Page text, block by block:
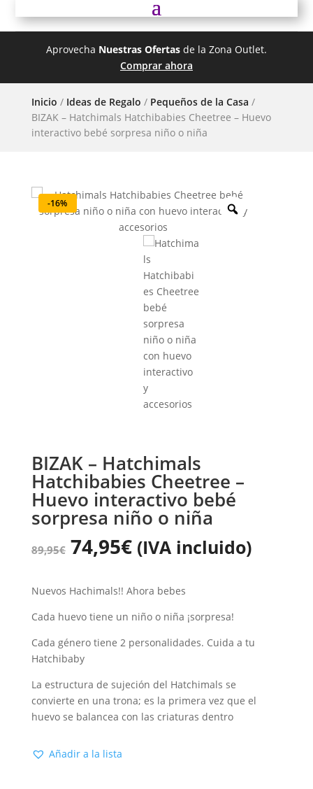
Aprovecha Nuestras Ofertasde la Zona Outlet.
Comprar ahora
Inicio / Ideas de Regalo / Pequeños de la Casa /
BIZAK – Hatchimals Hatchibabies Cheetree – Huevo
interactivo bebé sorpresa niño o niña
-16%
BIZAK – Hatchimals
Hatchibabies Cheetree –
Huevo interactivo bebé
sorpresa niño o niña
89,95€ 74,95€ (IVA incluido)
Nuevos Hachimals!! Ahora bebes
Cada huevo tiene un niño o niña ¡sorpresa!
Cada género tiene 2 personalidades. Cuida a tu
Hatchibaby
La estructura de sujeción del Hatchimals se
convierte en una trona; es la primera vez que el
huevo se balancea con las criaturas dentro
Añadir a la lista